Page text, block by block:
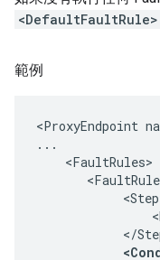
<DefaultFaultRule>
範例
<ProxyEndpoint
...
    <FaultRules>
</